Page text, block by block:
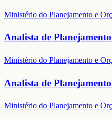
Ministério do Planejamento e
Analista de
Ministério do Planejamento e
Analista de
Ministério do Planejamento e